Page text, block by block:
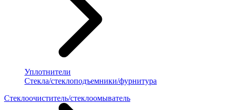
Уплотнители
Стекла/стеклоподъемники/фурнитура
Стеклоочиститель/стеклоомыватель